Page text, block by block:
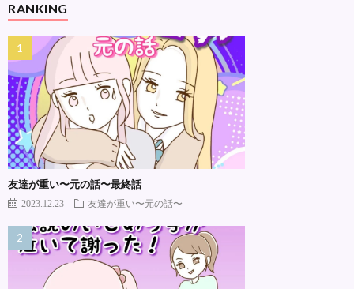
RANKING
友達が重い〜元の話〜最終話
2023.12.23 友達が重い〜元の話〜